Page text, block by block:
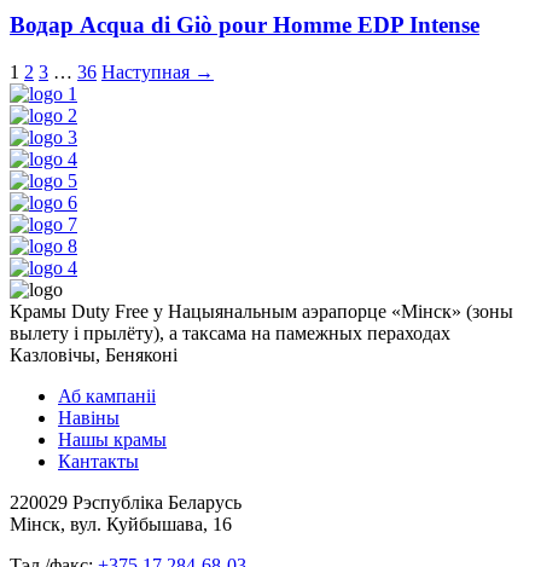
Водар Acqua di Giò pour Homme EDP Intense
1 2 3 … 36 Наступная →
Крамы Duty Free у Нацыянальным аэрапорце «Мінск» (зоны
вылету і прылёту), а таксама на памежных пераходах
Казловічы, Беняконі
Аб кампаніі
Навіны
Нашы крамы
Кантакты
220029 Рэспубліка Беларусь
Мінск, вул. Куйбышава, 16